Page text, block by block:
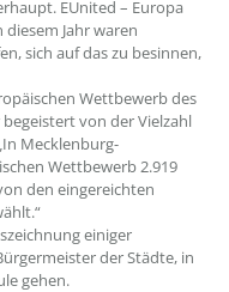
EUnited – Europa
Jahr waren
sich auf das zu besinnen,
Wettbewerb des
von der Vielzahl
Mecklenburg-
Wettbewerb 2.919
den eingereichten
einiger
der Städte, in
gehen.